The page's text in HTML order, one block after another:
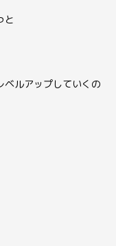
と
ベルアップしていくの